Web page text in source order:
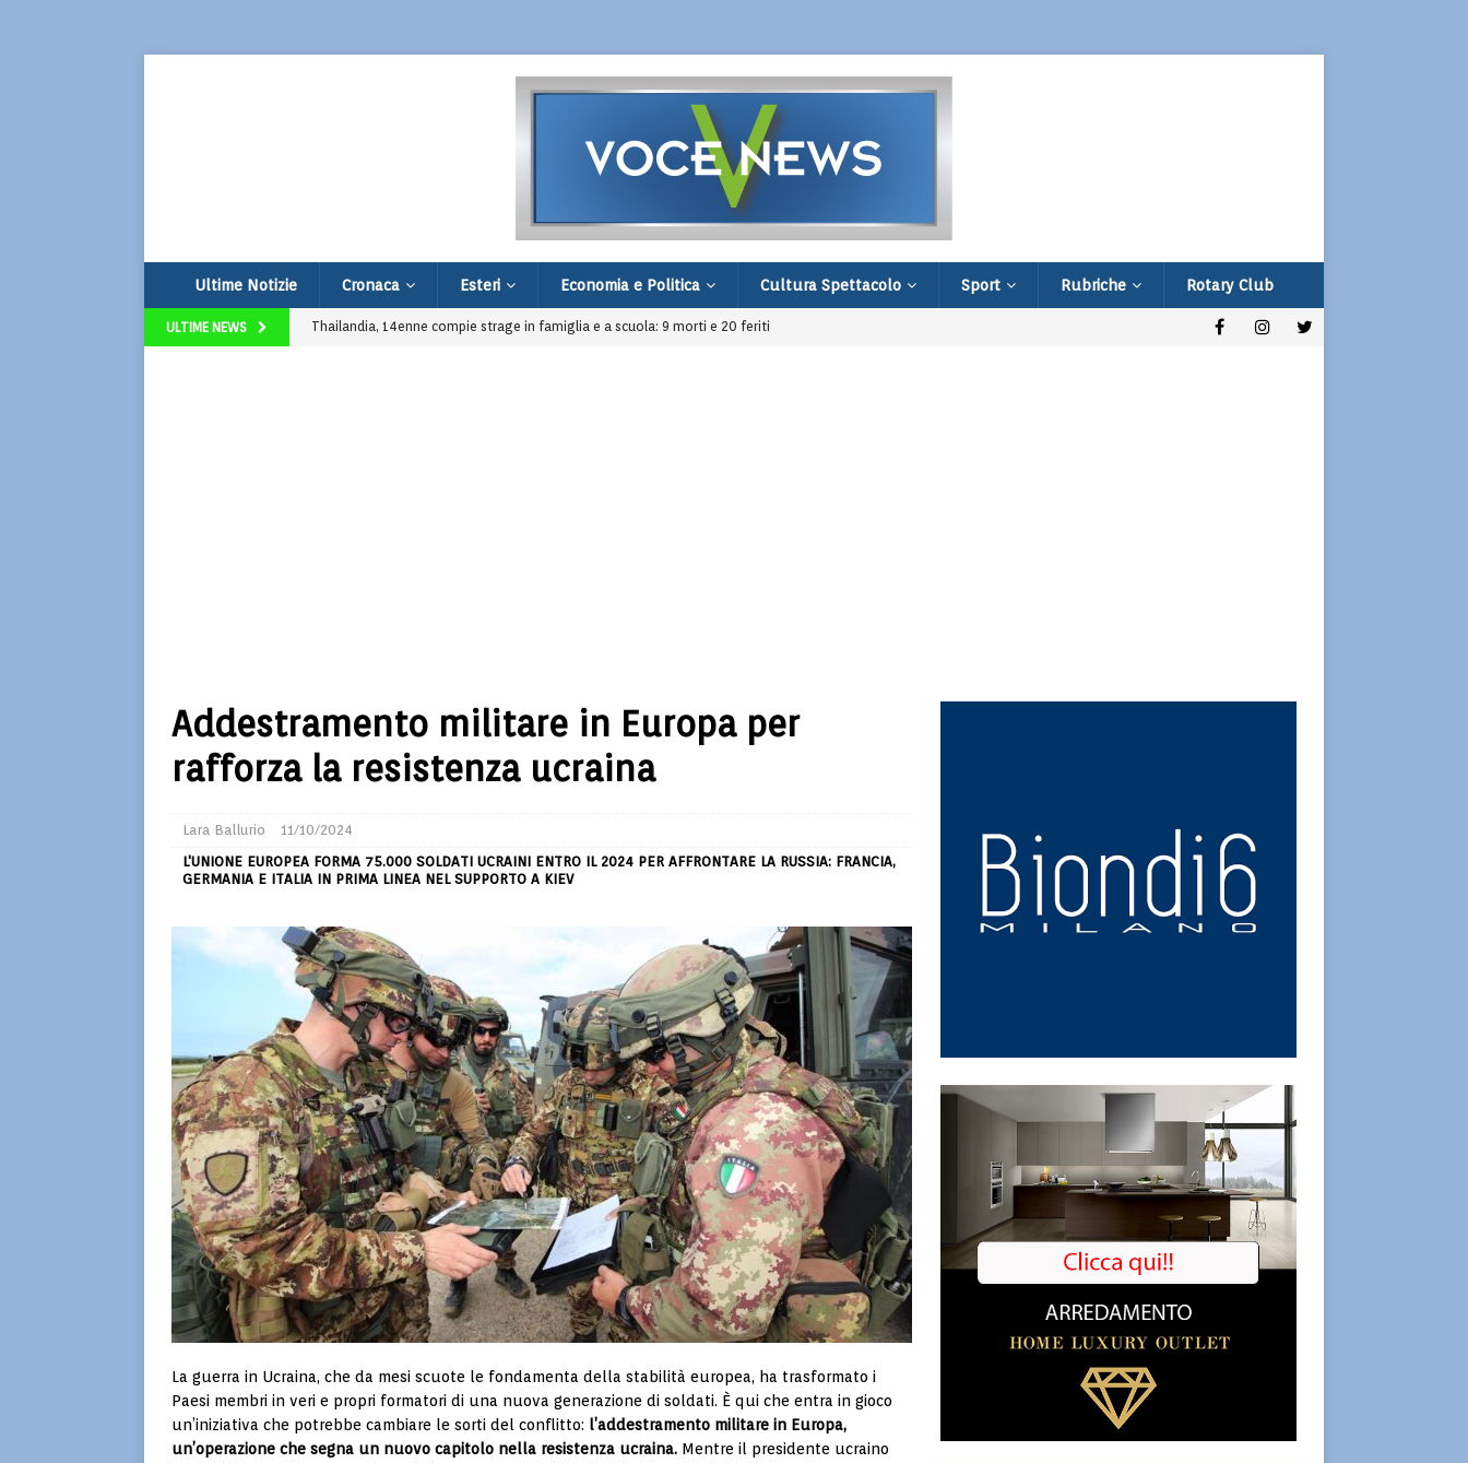
Ultime Notizie Cronaca Esteri Economia e Politica Cultura Spettacolo Sport Rubriche Rotary Club
ULTIME NEWS
Thailandia, 14enne compie strage in famiglia e a scuola: 9 morti e 20 feriti
Addestramento militare in Europa per
rafforza la resistenza ucraina
Lara Ballurio
11/10/2024
L'UNIONE EUROPEA FORMA 75.000 SOLDATI UCRAINI ENTRO IL 2024 PER AFFRONTARE LA RUSSIA: FRANCIA,
GERMANIA E ITALIA IN PRIMA LINEA NEL SUPPORTO A KIEV
La guerra in Ucraina, che da mesi scuote le fondamenta della stabilità europea, ha trasformato i
Paesi membri in veri e propri formatori di una nuova generazione di soldati. È qui che entra in gioco
un’iniziativa che potrebbe cambiare le sorti del conflitto: l’addestramento militare in Europa,
un’operazione che segna un nuovo capitolo nella resistenza ucraina. Mentre il presidente ucraino